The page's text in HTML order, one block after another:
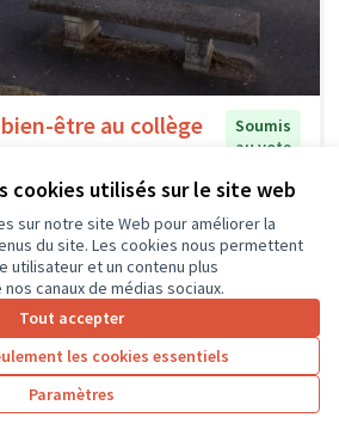
cookies utilisés sur le site web
sur notre site Web pour améliorer la
du site. Les cookies nous permettent
utilisateur et un contenu plus
canaux de médias sociaux.
Tout accepter
les cookies essentiels
Paramètres
être au collège
Soumis
au vote
Corneille / Corneille 2030 1